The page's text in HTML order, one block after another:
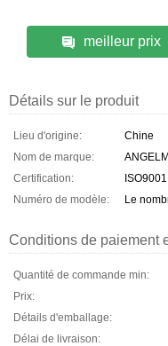
meilleur prix
Détails sur le produit
Lieu d'origine:
Chine
Nom de marque:
Certification:
Numéro de modèle:
Le
Conditions de paiement
Quantité de commande min:
Prix:
Détails d'emballage:
Délai de livraison: